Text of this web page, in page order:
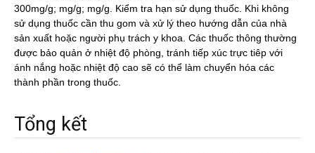
300mg/g; mg/g; mg/g. Kiểm tra hạn sử dụng thuốc. Khi không
sử dụng thuốc cần thu gom và xử lý theo hướng dẫn của nhà
sản xuất hoặc người phụ trách y khoa. Các thuốc thông thường
được bảo quản ở nhiệt độ phòng, tránh tiếp xúc trực tiêp với
ánh nắng hoặc nhiệt độ cao sẽ có thể làm chuyển hóa các
thành phần trong thuốc.
Tổng kết